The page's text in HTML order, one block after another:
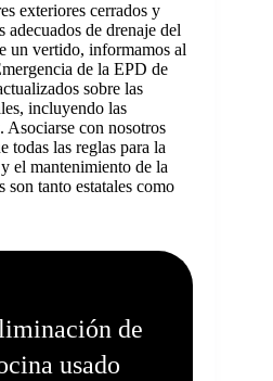
exteriores cerrados y
adecuados de drenaje del
un vertido, informamos al
de la EPD de
sobre las
incluyendo las
Asociarse con nosotros
todas las reglas para la
el mantenimiento de la
son tanto estatales como
de
usado